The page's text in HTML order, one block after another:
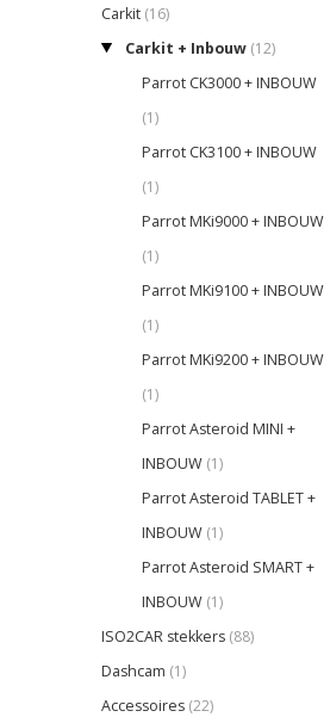
Carkit (16)
Carkit + Inbouw (12)
Parrot CK3000 + INBOUW
(1)
Parrot CK3100 + INBOUW
(1)
Parrot MKi9000 + INBOUW
(1)
Parrot MKi9100 + INBOUW
(1)
Parrot MKi9200 + INBOUW
(1)
Parrot Asteroid MINI +
INBOUW (1)
Parrot Asteroid TABLET +
INBOUW (1)
Parrot Asteroid SMART +
INBOUW (1)
ISO2CAR stekkers (88)
Dashcam (1)
Accessoires (22)